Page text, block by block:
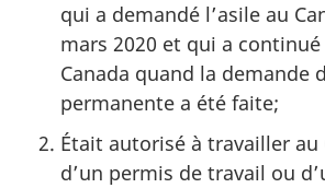
qui a demandé l’asile au
mars 2020 et qui a
Canada quand la demande
permanente a été faite;
Était autorisé à travailler au
d’un permis de travail ou